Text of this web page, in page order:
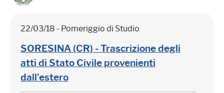
22/03/18 - Pomeriggio di Studio
SORESINA (CR) - Trascrizione degli
atti di Stato Civile provenienti
dall'estero